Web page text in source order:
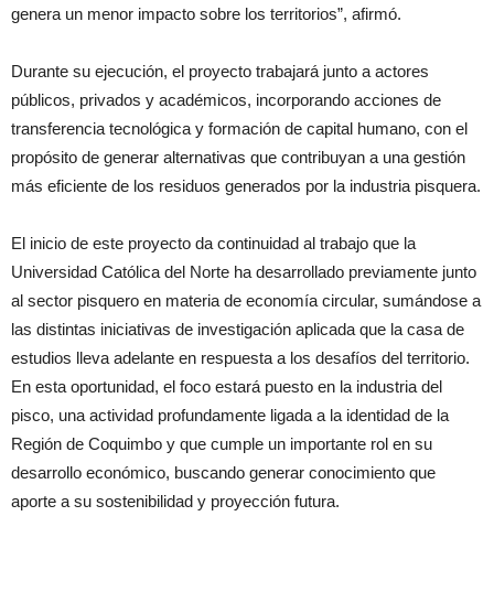
genera un menor impacto sobre los territorios”, afirmó.
Durante su ejecución, el proyecto trabajará junto a actores
públicos, privados y académicos, incorporando acciones de
transferencia tecnológica y formación de capital humano, con el
propósito de generar alternativas que contribuyan a una gestión
más eficiente de los residuos generados por la industria pisquera.
El inicio de este proyecto da continuidad al trabajo que la
Universidad Católica del Norte ha desarrollado previamente junto
al sector pisquero en materia de economía circular, sumándose a
las distintas iniciativas de investigación aplicada que la casa de
estudios lleva adelante en respuesta a los desafíos del territorio.
En esta oportunidad, el foco estará puesto en la industria del
pisco, una actividad profundamente ligada a la identidad de la
Región de Coquimbo y que cumple un importante rol en su
desarrollo económico, buscando generar conocimiento que
aporte a su sostenibilidad y proyección futura.